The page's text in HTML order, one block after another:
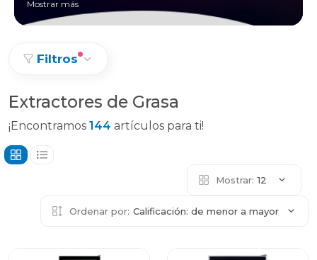
Mostrar más
Filtros
Extractores de Grasa
¡Encontramos 144 artículos para ti!
Mostrar: 12
Ordenar por: Calificación: de menor a mayor